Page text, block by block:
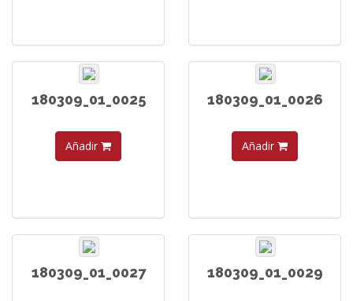
180309_01_0025
Añadir
180309_01_0026
Añadir
180309_01_0027 180309_01_0029